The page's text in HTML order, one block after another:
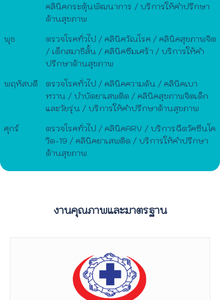
คลินิคกระตุ้นพัฒนาการ / บริการให้คำปรึกษา
ด้านสุขภาพ
พุธ
ตรวจโรคทั่วไป / คลินิควัณโรค / คลินิคสุขภาพจิต
/ เด็กสมาธิสั้น / คลินิคซึมเศร้า / บริการให้คำ
ปรึกษาด้านสุขภาพ
พฤหัสบดี
ตรวจโรคทั่วไป / คลินิคความดัน / คลินิคเบา
หวาน / บำบัดยาเสพติด / คลินิคสุขภาพจิตเด็ก
และวัยรุ่น / บริการให้คำปรึกษาด้านสุขภาพ
ศุกร์
ตรวจโรคทั่วไป / คลินิคARV / บริการฉีดวัคซีนโค
วิด-19 / คลินิคยาเสพติด / บริการให้คำปรึกษา
ด้านสุขภาพ
งานคุณภาพและมาตรฐาน